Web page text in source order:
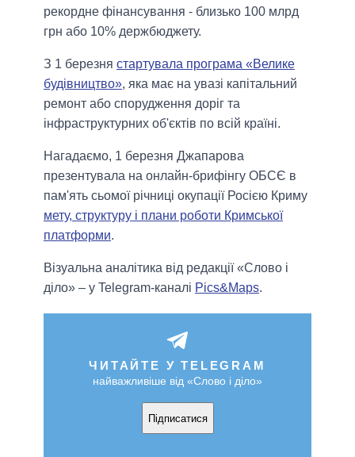
рекордне фінансування - близько 100 млрд
грн або 10% держбюджету.
З 1 березня стартувала програма «Велике
будівництво», яка має на увазі капітальний
ремонт або спорудження доріг та
інфраструктурних об'єктів по всій країні.
Нагадаємо, 1 березня Джапарова
презентувала на онлайн-брифінгу ОБСЄ в
пам'ять сьомої річниці окупації Росією Криму
мету, структуру і плани роботи Кримської
платформи.
Візуальна аналітика від редакції «Слово і
діло» – у Telegram-каналі Pics&Maps.
ЧИТАЙТЕ У TELEGRAM
найважливіше від «Слово і діло»
Підписатися